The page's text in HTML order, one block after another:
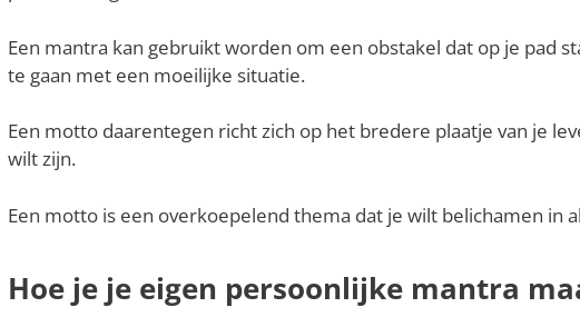
Een mantra kan gebruikt worden om een obstakel dat op je pad
te gaan met een moeilijke situatie.
Een motto daarentegen richt zich op het bredere plaatje van je
wilt zijn.
Een motto is een overkoepelend thema dat je wilt belichamen in
Hoe je je eigen persoonlijke mantra